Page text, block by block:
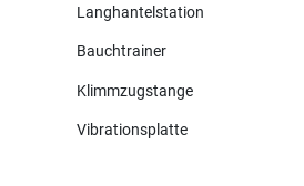
Langhantelstation
Bauchtrainer
Klimmzugstange
Vibrationsplatte